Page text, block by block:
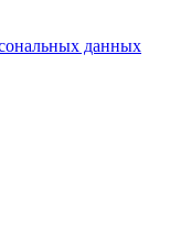
данных